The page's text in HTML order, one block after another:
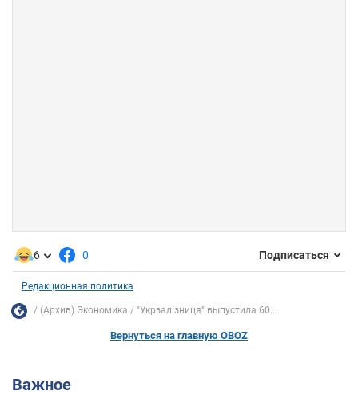
6 0 Подписаться
Редакционная политика
(Архив) Экономика "Укрзалізниця" выпустила 60...
Вернуться на главную OBOZ
Важное